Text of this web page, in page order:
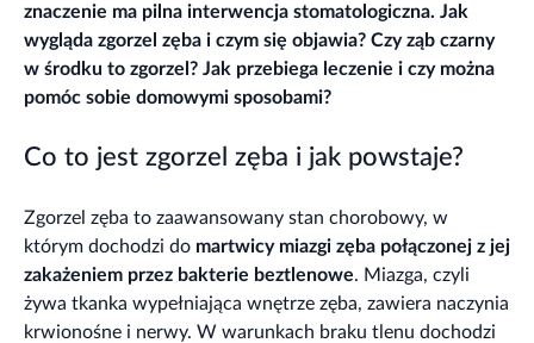
znaczenie ma pilna interwencja stomatologiczna. Jak
wygląda zgorzel zęba i czym się objawia? Czy ząb czarny
w środku to zgorzel? Jak przebiega leczenie i czy można
pomóc sobie domowymi sposobami?
Co to jest zgorzel zęba i jak powstaje?
Zgorzel zęba to zaawansowany stan chorobowy, w
którym dochodzi do martwicy miazgi zęba połączonej z jej
zakażeniem przez bakterie beztlenowe. Miazga, czyli
żywa tkanka wypełniająca wnętrze zęba, zawiera naczynia
krwionośne i nerwy. W warunkach braku tlenu dochodzi